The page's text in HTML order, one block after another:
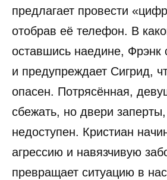
предлагает провести
отобрав её телефон. В
оставшись наедине, Фрэнк
и предупреждает Сигрид,
опасен. Потрясённая,
сбежать, но двери
недоступен. Кристиан
агрессию и навязчивую
превращает ситуацию в